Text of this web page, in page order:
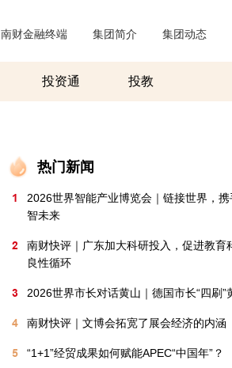
南财金融终端 集团简介 集团动态
投资通 投教
热门新闻
1
2026世界智能产业博览会｜链接世界，
智未来
2
南财快评｜广东加大科研投入，促进教育
良性循环
3 2026世界市长对话黄山｜德国市长“四刷”
4 南财快评｜文博会拓宽了展会经济的内涵
5 “1+1”经贸成果如何赋能APEC“中国年”？